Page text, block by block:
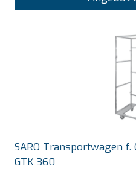
SARO Transportwagen
GTK 360